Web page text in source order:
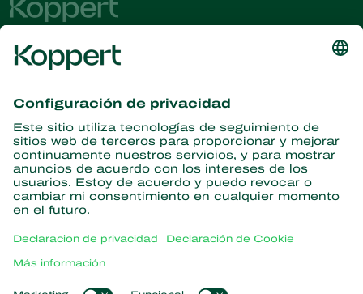
información
Suscríbase aquí
Partners with Nature
Avispas parasitoides
Nematodos benéficos
Acerca de Koppert